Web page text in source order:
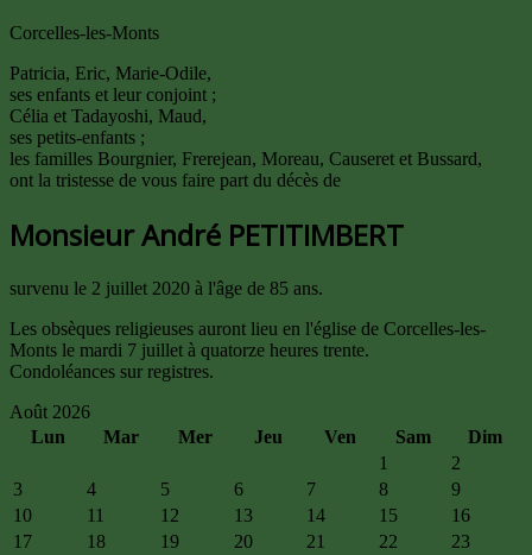
Corcelles-les-Monts
Patricia, Eric, Marie-Odile,
ses enfants et leur conjoint ;
Célia et Tadayoshi, Maud,
ses petits-enfants ;
les familles Bourgnier, Frerejean, Moreau, Causeret et Bussard,
ont la tristesse de vous faire part du décès de
Monsieur André PETITIMBERT
survenu le 2 juillet 2020 à l'âge de 85 ans.
Les obsèques religieuses auront lieu en l'église de Corcelles-les-
Monts le mardi 7 juillet à quatorze heures trente.
Condoléances sur registres.
Août 2026
Lun
Mar Mer Jeu Ven Sam
Dim
1
2
3
4 5 6 7 8
9
10
11 12 13 14 15
16
17
18 19 20 21 22
23